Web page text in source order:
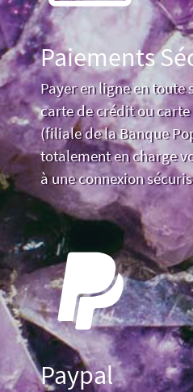
Paiements
Payer en ligne en toute
carte de crédit ou
(filiale de la Banque
totalement en charge
à une connexion
Paypal